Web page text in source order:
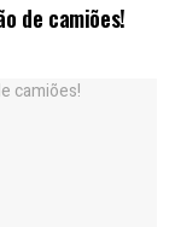
de camiões!